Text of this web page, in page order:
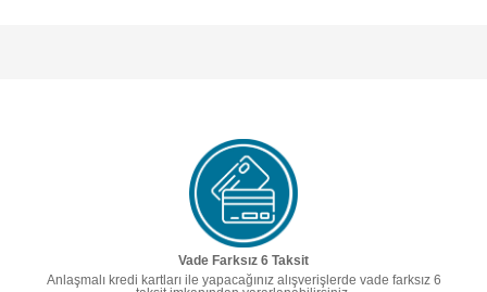
Vade Farksız 6 Taksit
Anlaşmalı kredi kartları ile yapacağınız alışverişlerde vade farksız 6